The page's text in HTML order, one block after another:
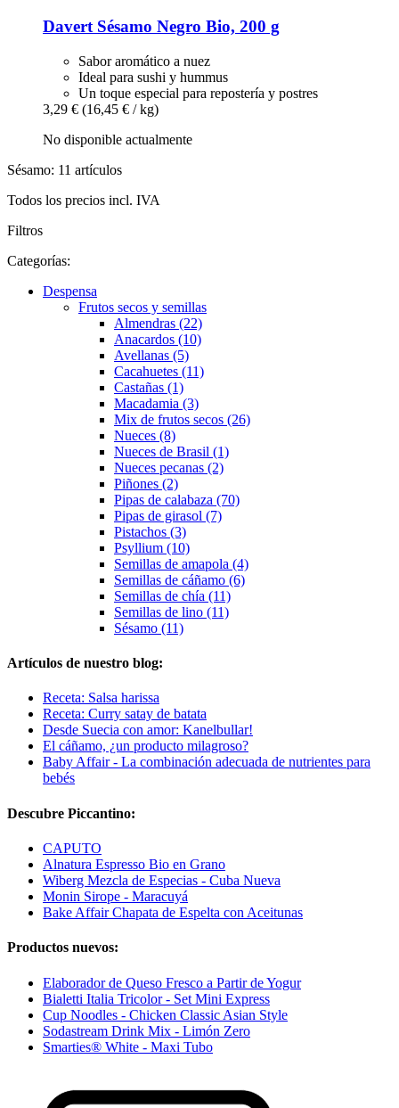
Davert Sésamo Negro Bio, 200 g
Sabor aromático a nuez
Ideal para sushi y hummus
Un toque especial para repostería y postres
3,29 € (16,45 € / kg)
No disponible actualmente
Sésamo: 11 artículos
Todos los precios incl. IVA
Filtros
Categorías:
Despensa
Frutos secos y semillas
Almendras (22)
Anacardos (10)
Avellanas (5)
Cacahuetes (11)
Castañas (1)
Macadamia (3)
Mix de frutos secos (26)
Nueces (8)
Nueces de Brasil (1)
Nueces pecanas (2)
Piñones (2)
Pipas de calabaza (70)
Pipas de girasol (7)
Pistachos (3)
Psyllium (10)
Semillas de amapola (4)
Semillas de cáñamo (6)
Semillas de chía (11)
Semillas de lino (11)
Sésamo (11)
Artículos de nuestro blog:
Receta: Salsa harissa
Receta: Curry satay de batata
Desde Suecia con amor: Kanelbullar!
El cáñamo, ¿un producto milagroso?
Baby Affair - La combinación adecuada de nutrientes para
bebés
Descubre Piccantino:
CAPUTO
Alnatura Espresso Bio en Grano
Wiberg Mezcla de Especias - Cuba Nueva
Monin Sirope - Maracuyá
Bake Affair Chapata de Espelta con Aceitunas
Productos nuevos:
Elaborador de Queso Fresco a Partir de Yogur
Bialetti Italia Tricolor - Set Mini Express
Cup Noodles - Chicken Classic Asian Style
Sodastream Drink Mix - Limón Zero
Smarties® White - Maxi Tubo